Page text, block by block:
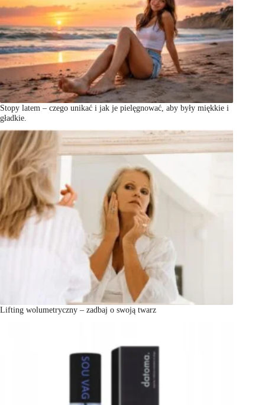
Stopy latem – czego unikać i jak je pielęgnować, aby były miękkie i
gładkie.
Lifting wolumetryczny – zadbaj o swoją twarz